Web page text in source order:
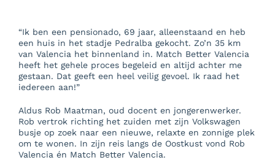
“Ik ben een pensionado, 69 jaar, alleenstaand en heb
een huis in het stadje Pedralba gekocht. Zo’n 35 km
van Valencia het binnenland in. Match Better Valencia
heeft het gehele proces begeleid en altijd achter me
gestaan. Dat geeft een heel veilig gevoel. Ik raad het
iedereen aan!”
Aldus Rob Maatman, oud docent en jongerenwerker.
Rob vertrok richting het zuiden met zijn Volkswagen
busje op zoek naar een nieuwe, relaxte en zonnige plek
om te wonen. In zijn reis langs de Oostkust vond Rob
Valencia én Match Better Valencia.